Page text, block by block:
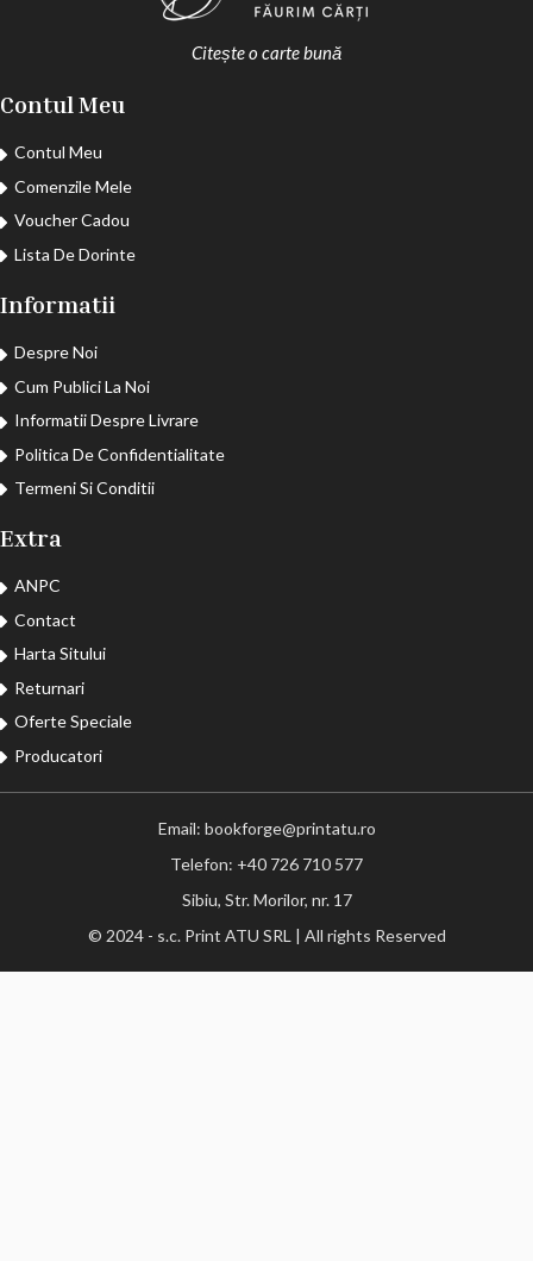
Citește o carte bună
Contul Meu
Contul Meu
Comenzile Mele
Voucher Cadou
Lista De Dorinte
Informatii
Despre Noi
Cum Publici La Noi
Informatii Despre Livrare
Politica De Confidentialitate
Termeni Si Conditii
Extra
ANPC
Contact
Harta Sitului
Returnari
Oferte Speciale
Producatori
Email: bookforge@printatu.ro
Telefon: +40 726 710 577
Sibiu, Str. Morilor, nr. 17
© 2024 - s.c. Print ATU SRL | All rights Reserved